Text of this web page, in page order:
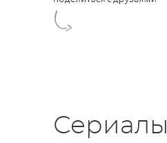
Сериалы